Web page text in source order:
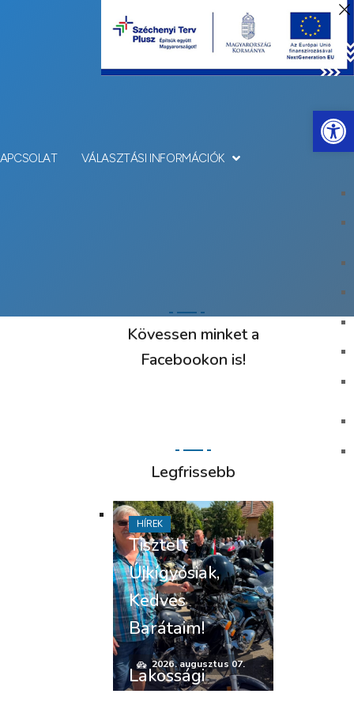
VÁLASZTÁSI INFORMÁCIÓK
Kövessen minket a
Facebookon is!
Legfrissebb
Tisztelt
Újkígyósiak,
Kedves
Barátaim!
2026. augusztus 07.
HÍREK
Lakossági